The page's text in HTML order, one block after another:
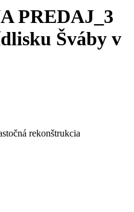
PREDAJ_3
Šváby v
rekonštrukcia